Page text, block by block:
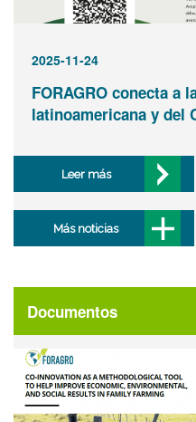
2025-11-24
FORAGRO conecta a
latinoamericana y del
Leer más
Más noticias
Documentos